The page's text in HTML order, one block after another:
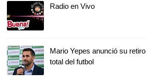
Radio en Vivo
Mario Yepes anunció su retiro
total del futbol